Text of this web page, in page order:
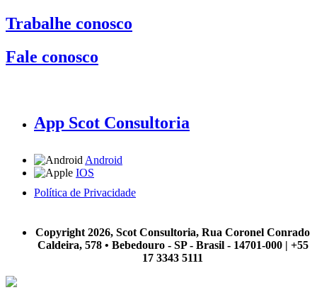
Trabalhe conosco
Fale conosco
App Scot Consultoria
Android
IOS
Política de Privacidade
Copyright 2026, Scot Consultoria, Rua Coronel Conrado
Caldeira, 578 • Bebedouro - SP - Brasil - 14701-000 | +55
17 3343 5111